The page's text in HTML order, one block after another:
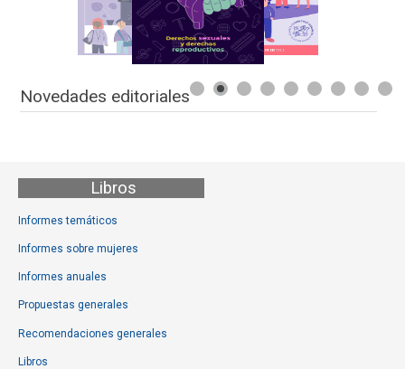
Novedades editoriales
Libros
Informes temáticos
Informes sobre mujeres
Informes anuales
Propuestas generales
Recomendaciones generales
Libros